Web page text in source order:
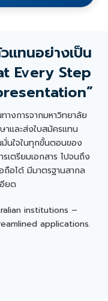
แทนอย่างเป็น
Every Step
างการจากมหาวิทยาลัย
าและส่งใบสมัครแทน
นใจในทุกขั้นตอนของ
เตรียมเอกสาร ไปจนถึง
ถือได้ มีมาตรฐานสากล
ยด
institutions –
applications.